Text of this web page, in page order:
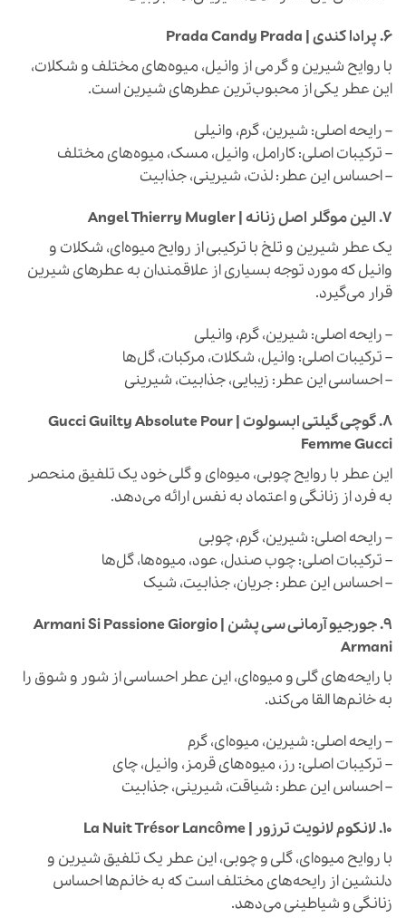
6. پرادا کندی | Prada Candy Prada
با روایح شیرین و گرمی از وانیل، میوه‌های مختلف و شکلات،
این عطر یکی از محبوب‌ترین عطرهای شیرین است.
– رایحه اصلی: شیرین، گرم، وانیلی
– ترکیبات اصلی: کارامل، وانیل، مسک، میوه‌های مختلف
– احساس این عطر: لذت، شیرینی، جذابیت
7. الین موگلر اصل زنانه | Angel Thierry Mugler
یک عطر شیرین و تلخ با ترکیبی از روایح میوه‌ای، شکلات و
وانیل که مورد توجه بسیاری از علاقمندان به عطرهای شیرین
قرار می‌گیرد.
– رایحه اصلی: شیرین، گرم، وانیلی
– ترکیبات اصلی: وانیل، شکلات، مرکبات، گل‌ها
– احساسی این عطر: زیبایی، جذابیت، شیرینی
8.
گوچی گیلتی ابسولوت | Gucci Guilty Absolute Pour
Femme Gucci
این عطر با روایح چوبی، میوه‌ای و گلی خود یک تلفیق منحصر
به فرد از زنانگی و اعتماد به نفس ارائه می‌دهد.
– رایحه اصلی: شیرین، گرم، چوبی
– ترکیبات اصلی: چوب صندل، عود، میوه‌ها، گل‌ها
– احساس این عطر: جریان، جذابیت، شیک
9.
جورجیو آرمانی سی پشن | Armani Si Passione Giorgio
Armani
با رایحه‌های گلی و میوه‌ای، این عطر احساسی از شور و شوق را
به خانم‌ها القا می‌کند.
– رایحه اصلی: شیرین، میوه‌ای، گرم
– ترکیبات اصلی: رز، میوه‌های قرمز، وانیل، چای
– احساس این عطر: شیاقت، شیرینی، جذابیت
10. لانکوم لانويت ترزور | La Nuit Trésor Lancôme
با روایح میوه‌ای، گلی و چوبی، این عطر یک تلفیق شیرین و
دلنشین از رایحه‌های مختلف است که به خانم‌ها احساس
زنانگی و شیاطینی می‌دهد.